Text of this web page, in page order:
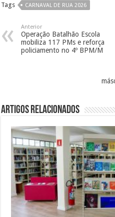
Tags CARNAVAL DE RUA 2026
Anterior
Operação Batalhão Escola
mobiliza 117 PMs e reforça
policiamento no 4º BPM/M
Artigos Relacionados